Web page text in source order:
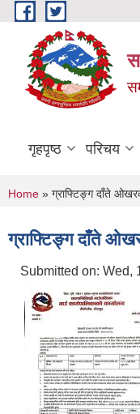
Skip to main content
गृहपृष्ठ परिचय
You are here
Home » ग्राफ्टिङ्ग दाँते
ग्राफ्टिङ्ग दाँते
Submitted on: Wed,